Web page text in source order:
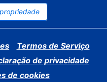
Termos de Serviço
de privacidade
de cookies